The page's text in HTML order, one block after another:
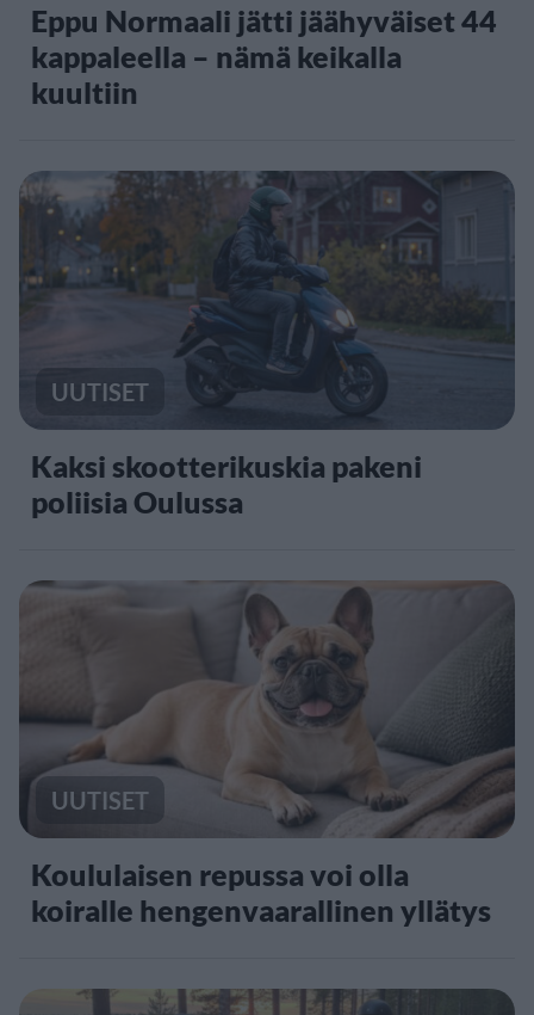
Eppu Normaali jätti jäähyväiset 44
kappaleella – nämä keikalla
kuultiin
UUTISET
Kaksi skootterikuskia pakeni
poliisia Oulussa
UUTISET
Koululaisen repussa voi olla
koiralle hengenvaarallinen yllätys